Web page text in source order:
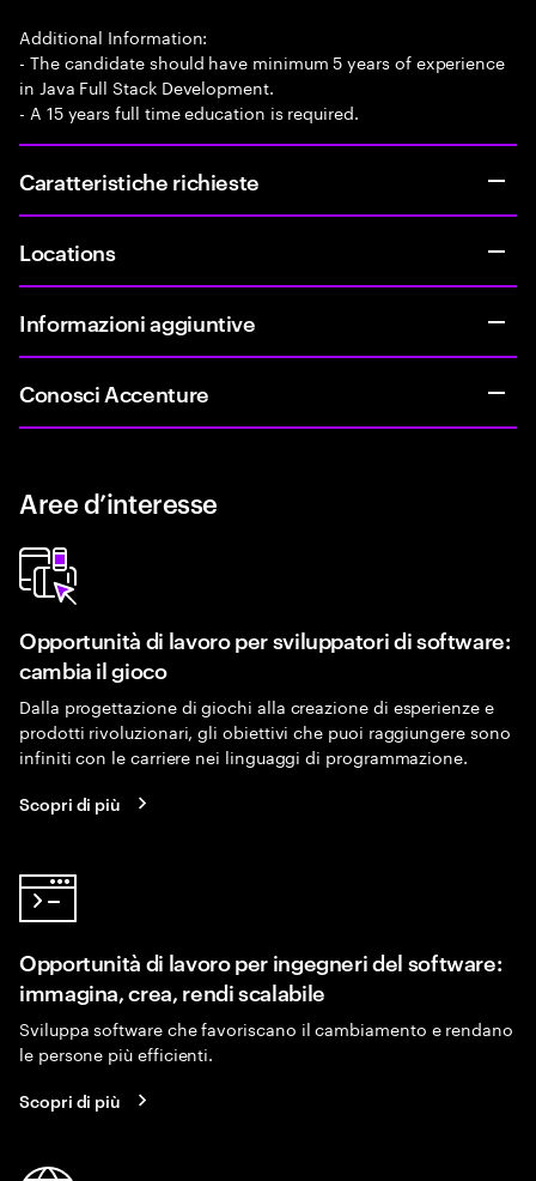
Additional Information:
- The candidate should have minimum 5 years of experience
in Java Full Stack Development.
- A 15 years full time education is required.
Caratteristiche richieste
Locations
Informazioni aggiuntive
Conosci Accenture
Aree d’interesse
Opportunità di lavoro per sviluppatori di software:
cambia il gioco
Dalla progettazione di giochi alla creazione di esperienze e
prodotti rivoluzionari, gli obiettivi che puoi raggiungere sono
infiniti con le carriere nei linguaggi di programmazione.
Scopri di più
Opportunità di lavoro per ingegneri del software:
immagina, crea, rendi scalabile
Sviluppa software che favoriscano il cambiamento e rendano
le persone più efficienti.
Scopri di più